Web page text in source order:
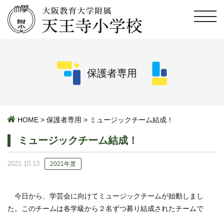
保護者専用
HOME > 保護者専用 > ミュージックチーム結成！
ミュージックチーム結成！
2021.10.13 2021年度
今日から、学芸会に向けてミュージックチームが始動しまし
た。このチームは各学級から２名ずつ募り結成されたチームで